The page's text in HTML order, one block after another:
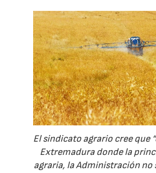
El sindicato agrario cree que
Extremadura donde la
agraria, la Administración no